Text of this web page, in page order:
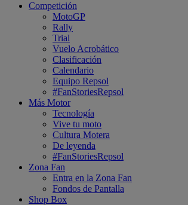
Competición
MotoGP
Rally
Trial
Vuelo Acrobático
Clasificación
Calendario
Equipo Repsol
#FanStoriesRepsol
Más Motor
Tecnología
Vive tu moto
Cultura Motera
De leyenda
#FanStoriesRepsol
Zona Fan
Entra en la Zona Fan
Fondos de Pantalla
Shop Box